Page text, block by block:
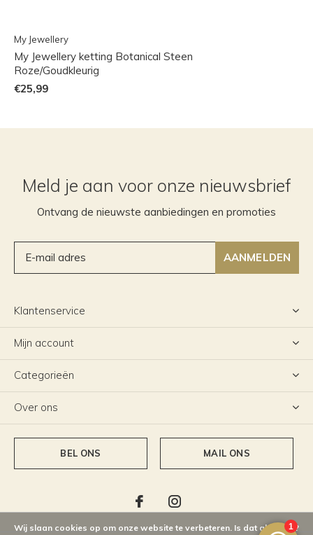
My Jewellery
My Jewellery ketting Botanical Steen
Roze/Goudkleurig
€25,99
Meld je aan voor onze nieuwsbrief
Ontvang de nieuwste aanbiedingen en promoties
AANMELDEN
Klantenservice
Mijn account
Categorieën
Over ons
BEL ONS MAIL ONS
Wij slaan cookies op om onze website te verbeteren. Is dat akkoord?